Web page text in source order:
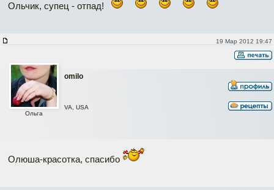
Ольчик, супец - отпад!
19 Мар 2012 19:47
omilo
Ольга
VA, USA
Олюша-красотка, спасибо